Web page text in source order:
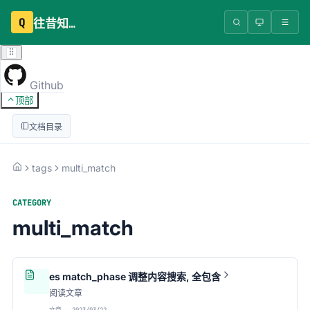
Q 往昔知识库
Github
顶部
文档目录
tags multi_match
CATEGORY
multi_match
es match_phase 调整内容搜索, 全包含
阅读文章